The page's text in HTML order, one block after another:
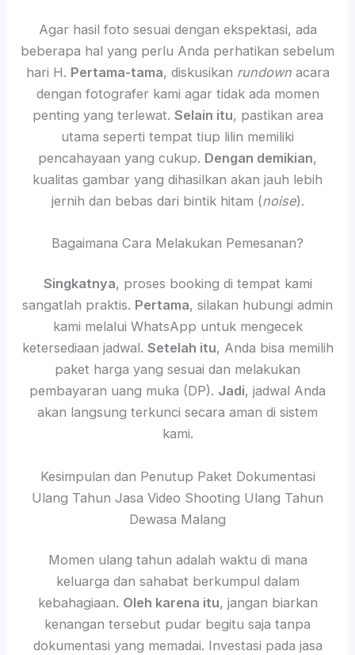
Agar hasil foto sesuai dengan ekspektasi, ada
beberapa hal yang perlu Anda perhatikan sebelum
hari H. Pertama-tama, diskusikan rundownacara
dengan fotografer kami agar tidak ada momen
penting yang terlewat. Selain itu, pastikan area
utama seperti tempat tiup lilin memiliki
pencahayaan yang cukup. Dengan demikian,
kualitas gambar yang dihasilkan akan jauh lebih
jernih dan bebas dari bintik hitam (noise).
Bagaimana Cara Melakukan Pemesanan?
Singkatnya, proses booking di tempat kami
sangatlah praktis. Pertama, silakan hubungi admin
kami melalui WhatsApp untuk mengecek
ketersediaan jadwal. Setelah itu, Anda bisa memilih
paket harga yang sesuai dan melakukan
pembayaran uang muka (DP). Jadi, jadwal Anda
akan langsung terkunci secara aman di sistem
kami.
Kesimpulan dan Penutup Paket Dokumentasi
Ulang Tahun Jasa Video Shooting Ulang Tahun
Dewasa Malang
Momen ulang tahun adalah waktu di mana
keluarga dan sahabat berkumpul dalam
kebahagiaan. Oleh karena itu, jangan biarkan
kenangan tersebut pudar begitu saja tanpa
dokumentasi yang memadai. Investasi pada jasa